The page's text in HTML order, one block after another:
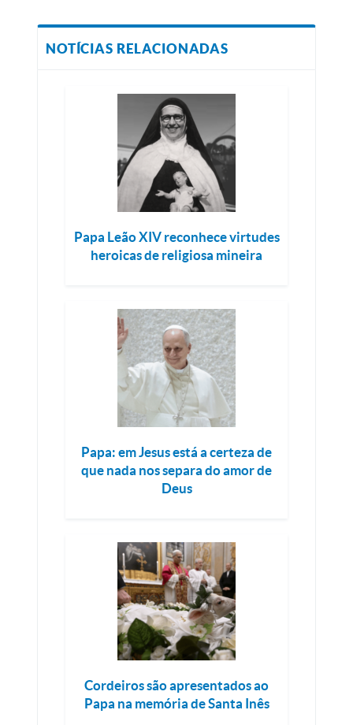
NOTÍCIAS RELACIONADAS
Papa Leão XIV reconhece virtudes
heroicas de religiosa mineira
Papa: em Jesus está a certeza de
que nada nos separa do amor de
Deus
Cordeiros são apresentados ao
Papa na memória de Santa Inês